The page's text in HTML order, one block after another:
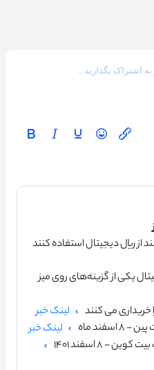
از ریال دیجیتال استفاده کنند
یکی از گزینه‌های روی میز
لینک خبر
ماه
لینک خبر
- ۸ اسفند ۱۴۰۱